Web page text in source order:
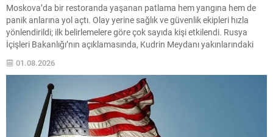
Moskova’da bir restoranda yaşanan patlama hem yangına hem de
panik anlarına yol açtı. Olay yerine sağlık ve güvenlik ekipleri hızla
yönlendirildi; ilk belirlemelere göre çok sayıda kişi etkilendi. Rusya
İçişleri Bakanlığı’nın açıklamasında, Kudrin Meydanı yakınlarındaki
kafenin bitişiğinde meydana gelen patlamada 3 kişinin yaşamını
yitirdiği, 15 kişinin de yaralandığı belirtildi. Ekiplerin...
01.08.2026